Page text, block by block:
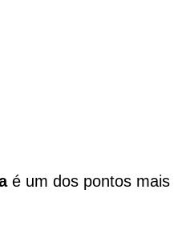
é um dos pontos mais